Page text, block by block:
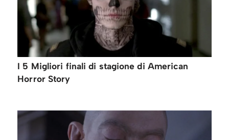
I 5 Migliori finali di stagione di American
Horror Story